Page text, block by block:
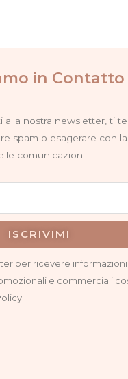
in Contatto
alla nostra newsletter, ti
spam o esagerare con
comunicazioni.
per ricevere
e commerciali
ISCRIVIMI